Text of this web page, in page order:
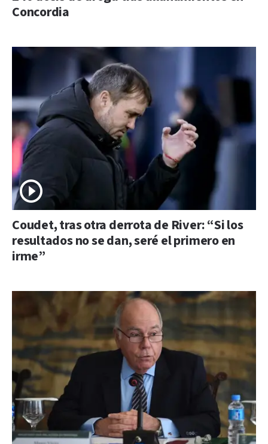
Concordia
Coudet, tras otra derrota de River: “Si los
resultados no se dan, seré el primero en
irme”